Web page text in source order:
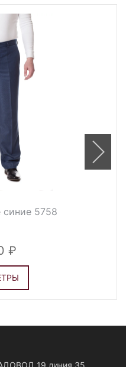
5758
19 линия 35